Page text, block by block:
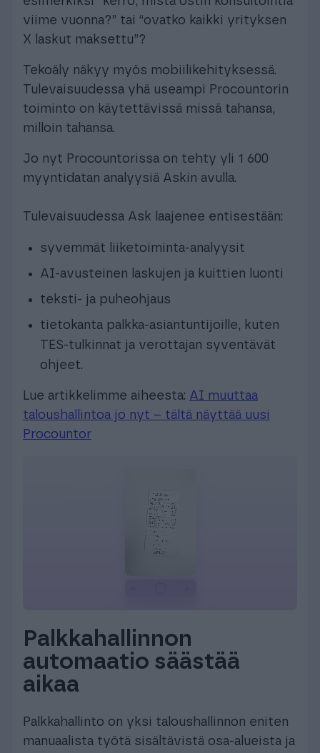
viime vuonna?” tai “ovatko kaikki yrityksen
X laskut maksettu”?
Tekoäly näkyy myös mobiilikehityksessä.
Tulevaisuudessa yhä useampi Procountorin
toiminto on käytettävissä missä tahansa,
milloin tahansa.
Jo nyt Procountorissa on tehty yli 1 600
myyntidatan analyysiä Askin avulla.
Tulevaisuudessa Ask laajenee entisestään:
syvemmät liiketoiminta-analyysit
AI-avusteinen laskujen ja kuittien luonti
teksti- ja puheohjaus
tietokanta palkka-asiantuntijoille, kuten
TES-tulkinnat ja verottajan syventävät
ohjeet.
Lue artikkelimme aiheesta: AI muuttaa
taloushallintoa jo nyt – tältä näyttää uusi
Procountor
Palkkahallinnon
automaatio säästää
aikaa
Palkkahallinto on yksi taloushallinnon eniten
manuaalista työtä sisältävistä osa-alueista ja